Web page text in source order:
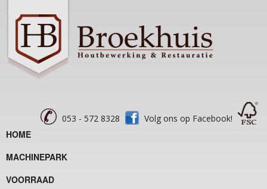
053 - 572 8328 Volg ons op Facebook!
HOME
MACHINEPARK
VOORRAAD